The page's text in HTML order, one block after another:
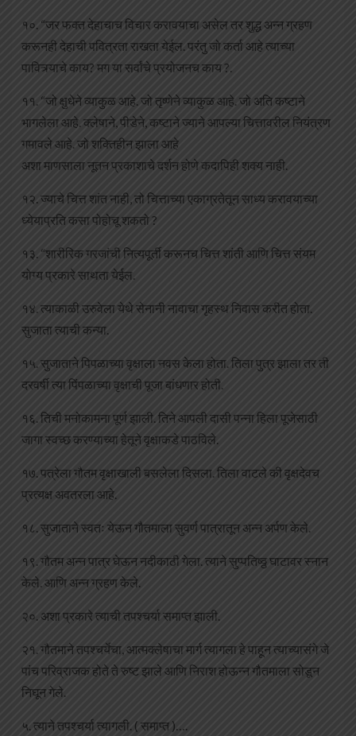
१०. “जर फक्त देहाचाच विचार करावयाचा असेल तर शुद्ध अन्न ग्रहण
करूनही देहाची पवित्रता राखता येईल. परंतु जो कर्ता आहे त्याच्या
पावित्र्याचे काय? मग या सर्वांचे प्रयोजनच काय ?.
११. “जो क्षुधेने व्याकुळ आहे. जो तृष्णेने व्याकुळ आहे. जो अति कष्टाने
भागलेला आहे. क्लेषाने, पीडेने, कष्टाने ज्याने आपल्या चित्तावरील नियंत्रण
गमावले आहे. जो शक्तिहीन झाला आहे
अशा माणसाला नूतन प्रकाशाचे दर्शन होणे कदापिही शक्य नाही.
१२. ज्याचे चित्त शांत नाही, तो चित्ताच्या एकाग्रतेतून साध्य करावयाच्या
ध्येयाप्रति कसा पोहोचू शकतो ?
१३. “शारीरिक गरजांची नित्यपूर्ती करूनच चित्त शांती आणि चित्त संयम
योग्य प्रकारे साथता येईल.
१४. त्याकाळी उरुवेला येथे सेनानी नावाचा गृहस्थ निवास करीत होता.
सुजाता त्याची कन्या.
१५. सुजाताने पिपळाच्या वृक्षाला नवस केला होता. तिला पुत्र झाला तर ती
दरवर्षी त्या पिंपळाच्या वृक्षाची पूजा बांधणार होती.
१६. तिची मनोकामना पूर्ण झाली. तिने आपली दासी पन्ना हिला पूजेसाठी
जागा स्वच्छ करण्याच्या हेतूने वृक्षाकडे पाठविले.
१७. पत्रेला गौतम वृक्षाखाली बसलेला दिसला. तिला वाटले की वृक्षदेवच
प्रत्यक्ष अवतरला आहे.
१८. सुजाताने स्वतः येऊन गौतमाला सुवर्ण पात्रातून अन्न अर्पण केले.
१९. गौतम अन्न पात्र घेऊन नदीकाठी गेला. त्याने सुप्पतिष्ठ्ठ घाटावर स्नान
केले. आणि अन्न ग्रहण केले.
२०. अशा प्रकारे त्याची तपश्चर्या समाप्त झाली.
२१. गौतमाने तपश्चर्येचा, आत्मक्लेषाचा मार्ग त्यागला हे पाहून त्याच्यासंगे जे
पांच परिव्राजक होते ते रुष्ट झाले आणि निराश होऊन्न गौतमाला सोडून
निघून गेले.
५. त्याने तपश्चर्या त्यागली. ( समाप्त )….